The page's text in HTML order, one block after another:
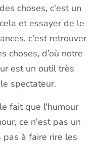
choses, c'est un
et essayer de le
c'est retrouver
choses, d’où notre
est un outil très
spectateur.
fait que l'humour
ce n'est pas un
pas à faire rire les